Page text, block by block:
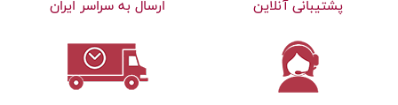
پشتیبانی آنلاین ارسال به سراسر ایران